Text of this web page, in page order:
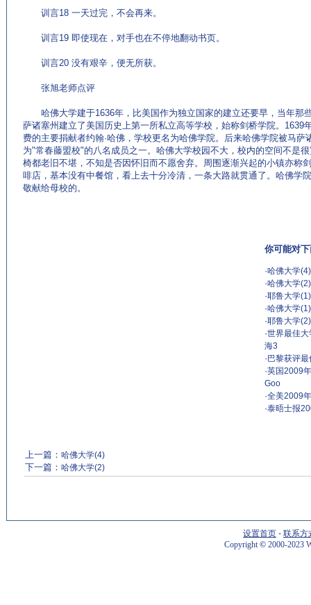
训言18 一天过完，不会再来。
训言19 即使现在，对手也在不停地翻动书页。
训言20 没有艰辛，便无所获。
张旭老师点评
哈佛大学建于1636年，比美国作为独立国家的建立还要早，当年那
萨诸塞州建立了美国历史上第一所私立高等学校，始称剑桥学院。1639
费的主要捐献者约翰·哈佛，学校更名为哈佛学院。后来哈佛学院被马
为"常春藤盟校"的八名成员之一。哈佛大学校园不大，校内的空间不是
椅都老旧不堪，不知是否因怀旧而不愿舍弃。周围逐渐兴起的小镇亦称
啡店，基本没有中餐馆，看上去十分冷清，一条大路就贯通了。哈佛学
敬献给母校的。
你可能对
·哈佛大学(4)
·哈佛大学(2)
·耶鲁大学(1)
·哈佛大学(1)
·耶鲁大学(2)
·世界最佳
海3
· 巴黎获评
·英国2009
Goo
·全美2009
·泰晤士报
上一篇： 哈佛大学(4)
下一篇： 哈佛大学(2)
设置首页 - 联系方
Copyright©2000-2023